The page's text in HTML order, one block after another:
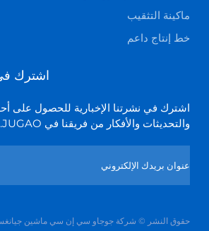
ماكينة التثقيب
خط إنتاج داعم
اشترك في
اشترك في نشرتنا الإخبارية للحصول على
والتحديثات والأفكار من فريقنا في JUGAO.
حقوق النشر © شركة جوجاو سي إن سي ماشين